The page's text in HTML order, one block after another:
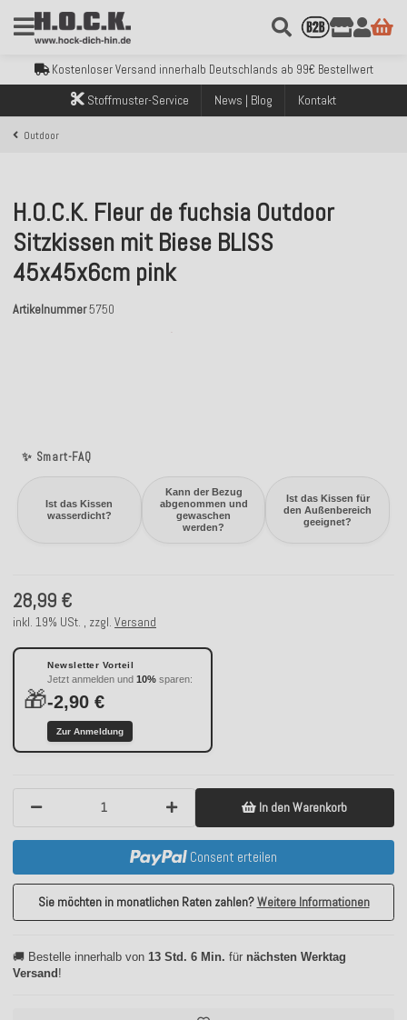
Kostenloser Versand innerhalb Deutschlands ab 99€ Bestellwert
Über 120.000 erfolgreich versendete Bestellungen
Kostenloser Versand innerhalb Deutschlands ab 99€ Bestellwert
Über 120.000 erfolgreich versendete Bestellungen
Sicher bezahlen mit Klarna, PayPal & Amazon Pay
Kostenloser Versand innerhalb Deutschlands ab 99€ Bestellwert
Stoffmuster-Service News | Blog Kontakt
Outdoor
✨ Smart-FAQ
Ist das Kissen
wasserdicht?
Kann der Bezug
abgenommen und
gewaschen
werden?
Ist das Kissen für
den Außenbereich
geeignet?
H.O.C.K. Fleur de fuchsia Outdoor
Sitzkissen mit Biese BLISS
45x45x6cm pink
Artikelnummer5750
28,99 €
inkl. 19% USt. , zzgl. Versand
🎁
Newsletter Vorteil
Jetzt anmelden und 10% sparen:
-2,90 €
Zur Anmeldung
In den Warenkorb
Consent erteilen
Sie möchten in monatlichen Raten zahlen?Weitere Informationen
🚚 Bestelle innerhalb von 13 Std. 6 Min. für nächsten Werktag
Versand!